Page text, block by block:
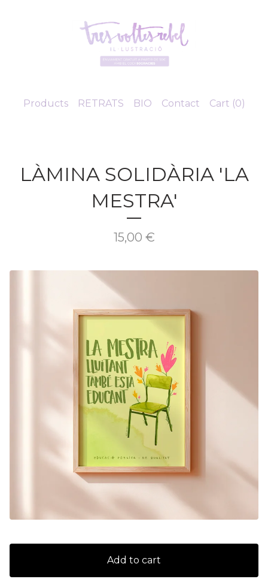
Products RETRATS BIO Contact Cart (0)
LÀMINA SOLIDÀRIA 'LA
MESTRA'
15,00 €
Add to cart